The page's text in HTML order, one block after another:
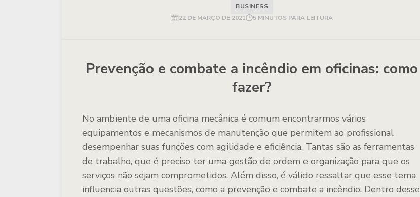
BUSINESS
22 DE MARÇO DE 2021
5 MINUTOS PARA LEITURA
Prevenção e combate a incêndio em oficinas: como
fazer?
No ambiente de uma oficina mecânica é comum encontrarmos vários
equipamentos e mecanismos de manutenção que permitem ao profissional
desempenhar suas funções com agilidade e eficiência. Tantas são as ferramentas
de trabalho, que é preciso ter uma gestão de ordem e organização para que os
serviços não sejam comprometidos. Além disso, é válido ressaltar que esse tema
influencia outras questões, como a prevenção e combate a incêndio. Dentro desse